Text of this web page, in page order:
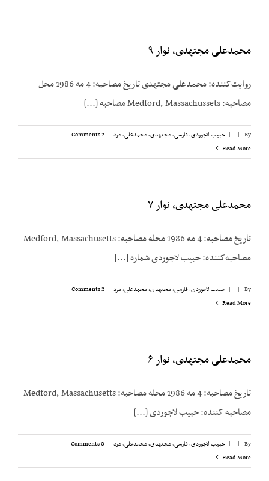
محمدعلی مجتهدی، نوار ۹
روایت‌کننده: محمدعلی مجتهدی تاریخ مصاحبه: 4 مه 1986 محل
مصاحبه: Medford, Massachussets مصاحبه [...]
By
|
| حبیب لاجوردی,فارسی,مجتهدی، محمدعلی,مرد |
2 Comments
Read More
محمدعلی مجتهدی، نوار ۷
تاریخ مصاحبه: 4 مه 1986 محله مصاحبه: Medford, Massachusetts
مصاحبه‌کننده: حبیب لاجوردی شماره [...]
By
|
| حبیب لاجوردی,فارسی,مجتهدی، محمدعلی,مرد |
2 Comments
Read More
محمدعلی مجتهدی، نوار ۶
تاریخ مصاحبه: 4 مه 1986 محله مصاحبه: Medford, Massachusetts
مصاحبه کننده: حبیب لاجوردی [...]
By
|
| حبیب لاجوردی,فارسی,مجتهدی، محمدعلی,مرد |
0 Comments
Read More